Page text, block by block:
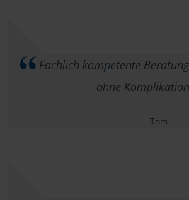
Fachlich kompetente
ohne
Tom